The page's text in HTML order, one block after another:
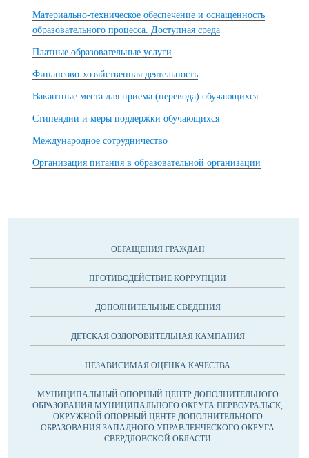
Материально-техническое обеспечение и оснащенность
образовательного процесса. Доступная среда
Платные образовательные услуги
Финансово-хозяйственная деятельность
Вакантные места для приема (перевода) обучающихся
Стипендии и меры поддержки обучающихся
Международное сотрудничество
Организация питания в образовательной организации
ОБРАЩЕНИЯ ГРАЖДАН
ПРОТИВОДЕЙСТВИЕ КОРРУПЦИИ
ДОПОЛНИТЕЛЬНЫЕ СВЕДЕНИЯ
ДЕТСКАЯ ОЗДОРОВИТЕЛЬНАЯ КАМПАНИЯ
НЕЗАВИСИМАЯ ОЦЕНКА КАЧЕСТВА
МУНИЦИПАЛЬНЫЙ ОПОРНЫЙ ЦЕНТР ДОПОЛНИТЕЛЬНОГО
ОБРАЗОВАНИЯ МУНИЦИПАЛЬНОГО ОКРУГА ПЕРВОУРАЛЬСК,
ОКРУЖНОЙ ОПОРНЫЙ ЦЕНТР ДОПОЛНИТЕЛЬНОГО
ОБРАЗОВАНИЯ ЗАПАДНОГО УПРАВЛЕНЧЕСКОГО ОКРУГА
СВЕРДЛОВСКОЙ ОБЛАСТИ